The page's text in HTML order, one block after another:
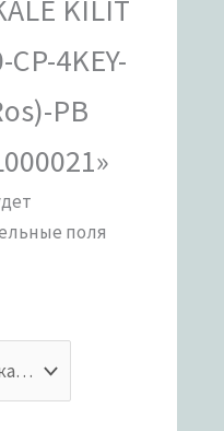
KILIT
4KEY-
PB
поля